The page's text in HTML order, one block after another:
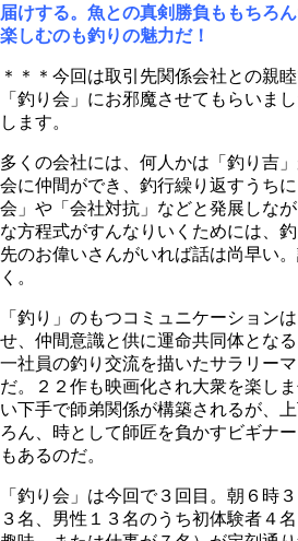
届けする。魚との真剣勝負ももちろ
楽しむのも釣りの魅力だ！
＊＊＊今回は取引先関係会社との親
「釣り会」にお邪魔させてもらいま
します。
多くの会社には、何人かは「釣り吉
会に仲間ができ、釣行繰り返すうち
会」や「会社対抗」などと発展しな
な方程式がすんなりいくためには、
先のお偉いさんがいれば話は尚早い
く。
「釣り」のもつコミュニケーション
せ、仲間意識と供に運命共同体とな
一社員の釣り交流を描いたサラリー
だ。２２作も映画化され大衆を楽し
い下手で師弟関係が構築されるが、
ろん、時として師匠を負かすビギナ
もあるのだ。
「釣り会」は今回で３回目。朝６時
３名、男性１３名のうち初体験者４